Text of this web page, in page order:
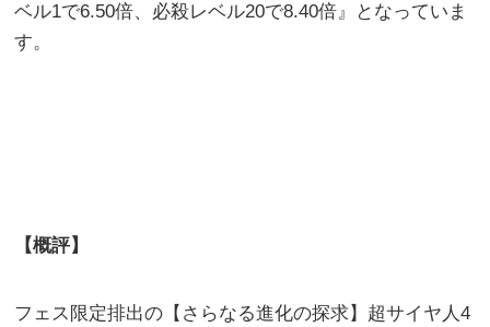
ベル1で6.50倍、必殺レベル20で8.40倍』となっていま
す。
【概評】
フェス限定排出の【さらなる進化の探求】超サイヤ人4